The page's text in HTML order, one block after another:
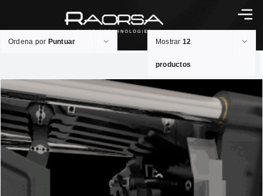
Ordena por Puntuar Mostrar 12
productos